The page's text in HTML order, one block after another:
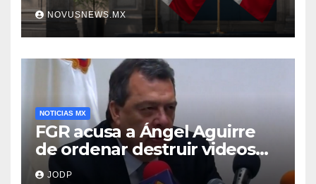
NOVUSNEWS.MX
NOTICIAS MX
FGR acusa a Ángel Aguirre
de ordenar destruir videos
clave del caso Ayotzinapa
JODP